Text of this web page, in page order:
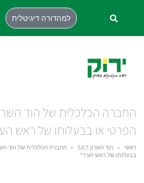
למהדורה דיגיטלית
החברה הכלכלית של הוד
הפרטי או בבעלותו של ראש
ראשי » הוד השרון 5,6,7 »
החברה הכלכלית של הוד
בבעלותו של ראש העיר"